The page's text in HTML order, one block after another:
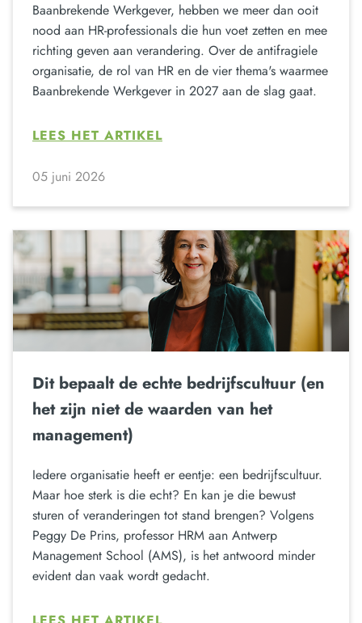
Baanbrekende Werkgever, hebben we meer dan ooit
nood aan HR-professionals die hun voet zetten en mee
richting geven aan verandering. Over de antifragiele
organisatie, de rol van HR en de vier thema's waarmee
Baanbrekende Werkgever in 2027 aan de slag gaat.
LEES HET ARTIKEL
05 juni 2026
Dit bepaalt de echte bedrijfscultuur (en
het zijn niet de waarden van het
management)
Iedere organisatie heeft er eentje: een bedrijfscultuur.
Maar hoe sterk is die echt? En kan je die bewust
sturen of veranderingen tot stand brengen? Volgens
Peggy De Prins, professor HRM aan Antwerp
Management School (AMS), is het antwoord minder
evident dan vaak wordt gedacht.